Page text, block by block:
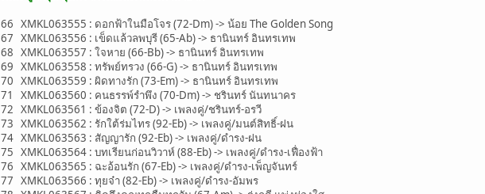
66 XMKL063555 : ดอกฟ้าในมือโจร (72-Dm) -> น้อย The Golden Song
67 XMKL063556 : เข็ดแล้วลพบุรี (65-Ab) -> ธานินทร์ อินทรเทพ
68 XMKL063557 : ใจหาย (66-Bb) -> ธานินทร์ อินทรเทพ
69 XMKL063558 : ทรัพย์ทรวง (66-G) -> ธานินทร์ อินทรเทพ
70 XMKL063559 : ผิดทางรัก (73-Em) -> ธานินทร์ อินทรเทพ
71 XMKL063560 : คนธรรพ์รำพึง (70-Dm) -> ชรินทร์ นันทนาคร
72 XMKL063561 : ข้องจิต (72-D) -> เพลงคู่/ชรินทร์-อรวี
73 XMKL063562 : รักใต้ร่มไทร (92-Eb) -> เพลงคู่/มนต์สิทธิ์-ฝน
74 XMKL063563 : สัญญารัก (92-Eb) -> เพลงคู่/ดำรง-ฝน
75 XMKL063564 : บทเรียนก่อนวิวาห์ (88-Eb) -> เพลงคู่/ดำรง-เฟื่องฟ้า
76 XMKL063565 : ฉะอ้อนรัก (67-Eb) -> เพลงคู่/ดำรง-เพ็ญจันทร์
77 XMKL063566 : ทุยจ๋า (82-Eb) -> เพลงคู่/ดำรง-อัมพร